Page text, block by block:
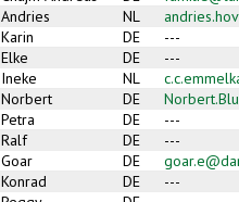
Andries NL
Karin DE
---
Elke DE
---
Ineke NL
Norbert DE
Petra DE
---
Ralf DE
---
Goar DE
Konrad DE
---